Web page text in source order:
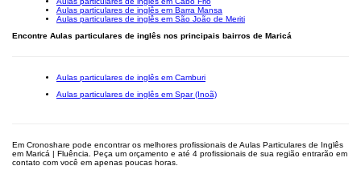
Aulas particulares de inglês em Barra Mansa
Aulas particulares de inglês em São João de Meriti
Encontre Aulas particulares de inglês nos principais bairros de Maricá
Aulas particulares de inglês em Camburi
Aulas particulares de inglês em Spar (Inoã)
Em Cronoshare pode encontrar os melhores profissionais de Aulas Particulares de Inglês
em Maricá | Fluência. Peça um orçamento e até 4 profissionais de sua região entrarão em
contato com você em apenas poucas horas.